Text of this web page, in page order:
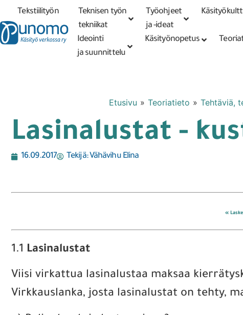
Tarkennettu
Tekstiilityön
tekniikat
Teknisen työn
tekniikat
Työohjeet
ja -ideat
Ideointi
ja suunnittelu
Käsityönopetus
Etusivu » Teoriatieto » Tehtäviä,
Lasinalustat -
16.09.2017 Tekijä:Vähävihu Elina
«
1.1 Lasinalustat
Viisi virkattua lasinalustaa maksaa
Virkkauslanka, josta lasinalustat on tehty,